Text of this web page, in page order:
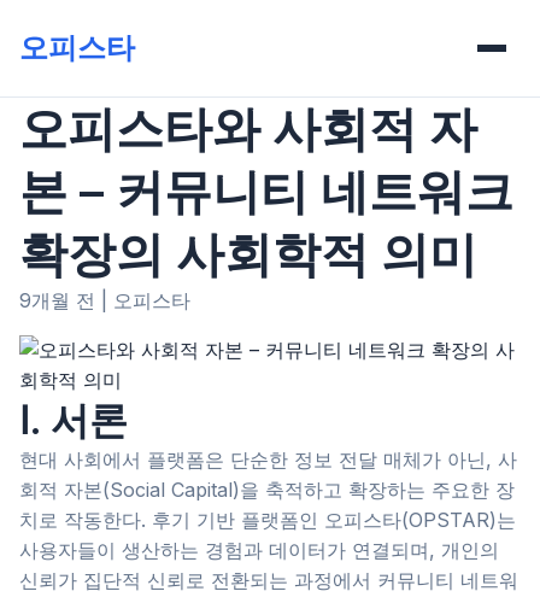
오피스타
오피스타와 사회적 자
본 – 커뮤니티 네트워크
확장의 사회학적 의미
9개월 전 오피스타
Ⅰ. 서론
현대 사회에서 플랫폼은 단순한 정보 전달 매체가 아닌, 사
회적 자본(Social Capital)을 축적하고 확장하는 주요한 장
치로 작동한다. 후기 기반 플랫폼인 오피스타(OPSTAR)는
사용자들이 생산하는 경험과 데이터가 연결되며, 개인의
신뢰가 집단적 신뢰로 전환되는 과정에서 커뮤니티 네트워